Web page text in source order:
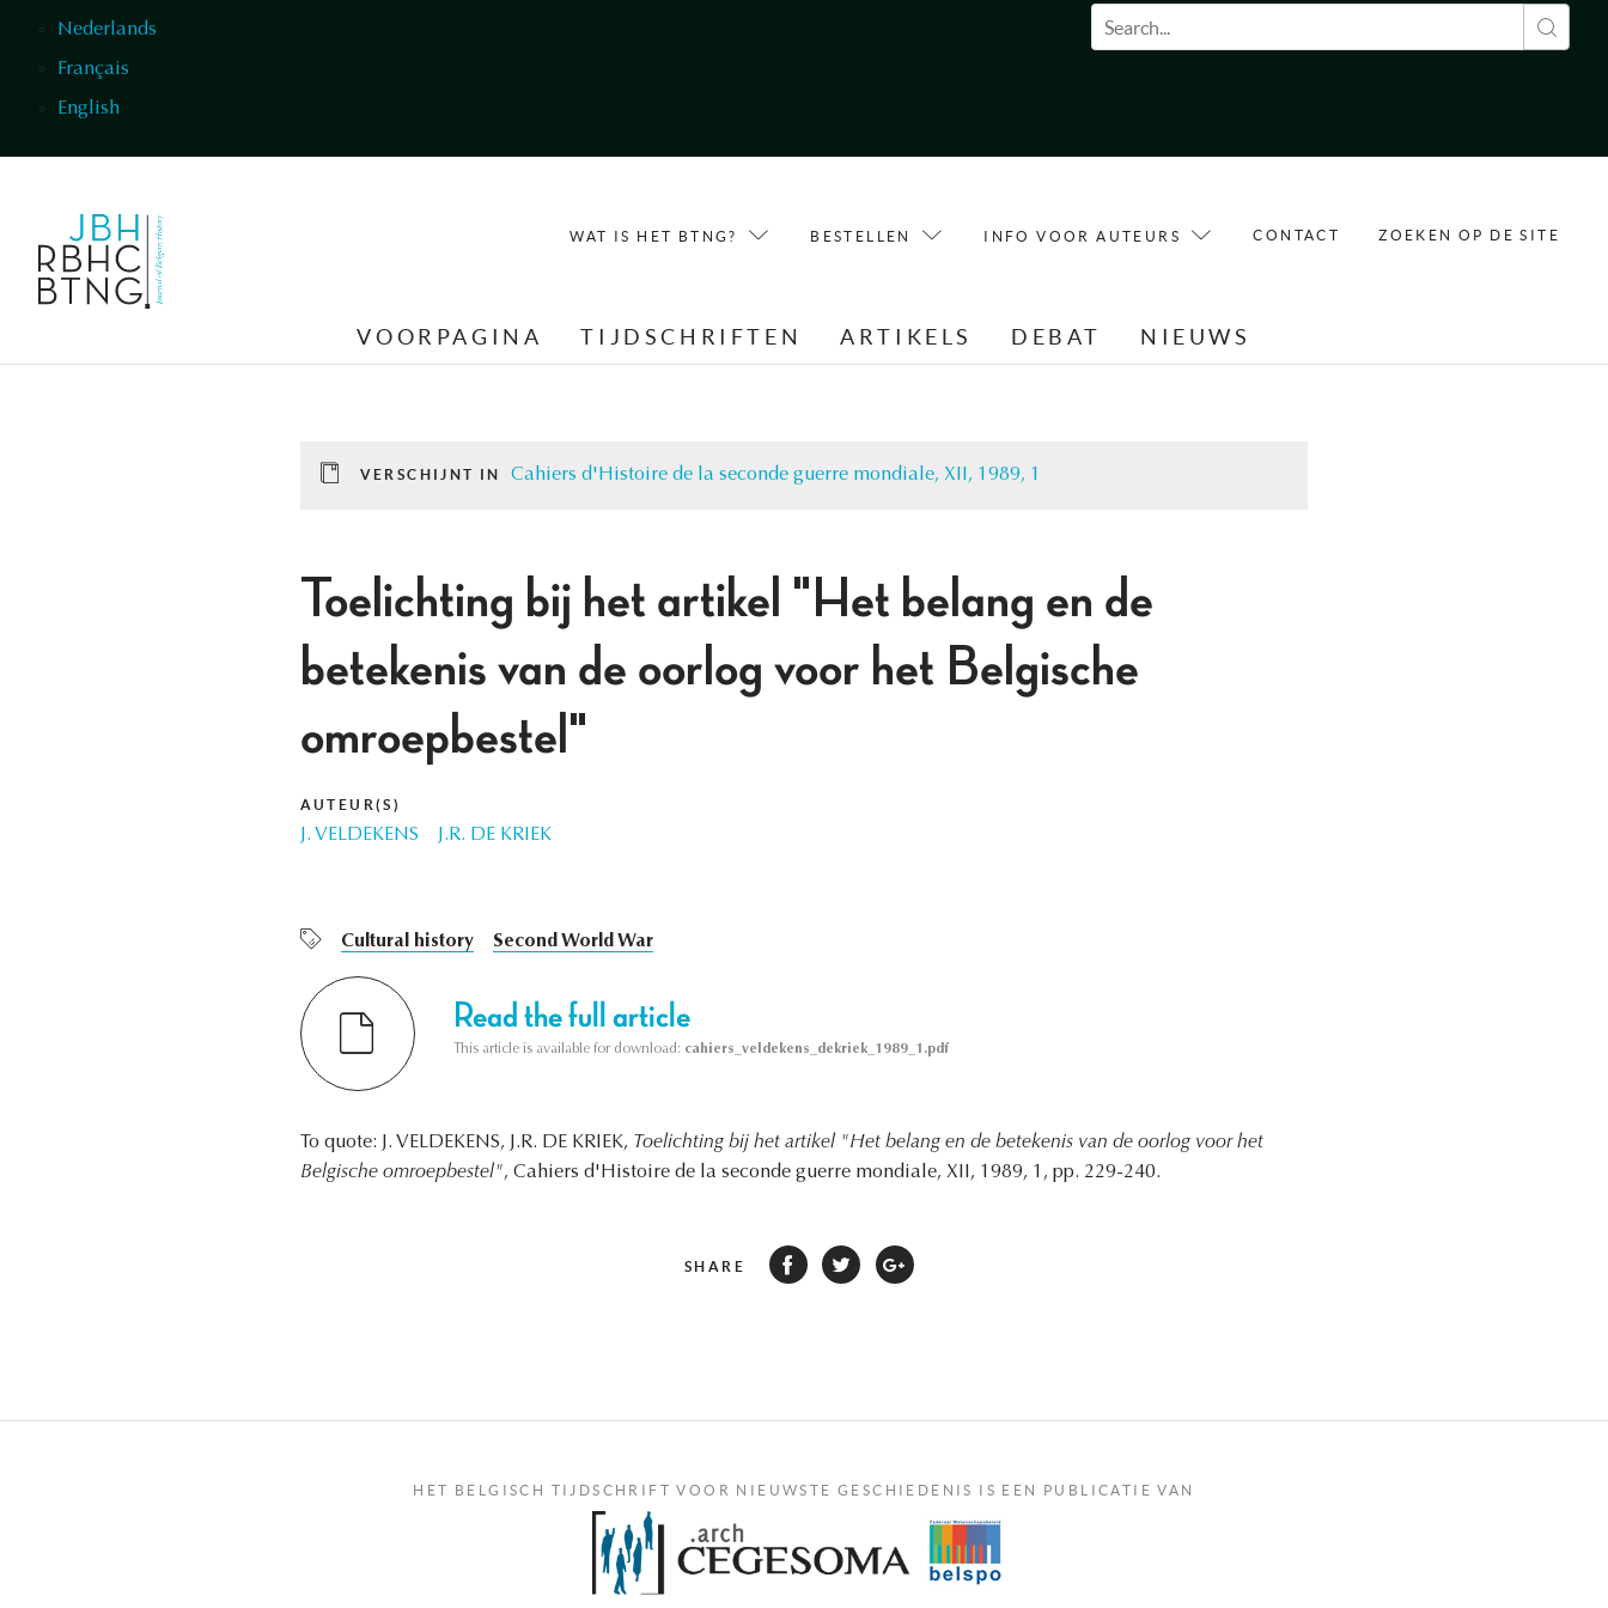
Nederlands
Français
English
Zoekveld
WAT IS HET BTNG? BESTELLEN INFO VOOR AUTEURS CONTACT ZOEKEN OP DE SITE
VOORPAGINA TIJDSCHRIFTEN ARTIKELS DEBAT NIEUWS
VERSCHIJNT IN Cahiers d'Histoire de la seconde guerre mondiale, XII, 1989, 1
Toelichting bij het artikel "Het belang en de
betekenis van de oorlog voor het Belgische
omroepbestel"
AUTEUR(S)
J. VELDEKENS J.R. DE KRIEK
Cultural history Second World War
Read the full article
This article is available for download: cahiers_veldekens_dekriek_1989_1.pdf
To quote: J. VELDEKENS, J.R. DE KRIEK, Toelichting bij het artikel "Het belang en de betekenis van de oorlog voor het
Belgische omroepbestel", Cahiers d'Histoire de la seconde guerre mondiale, XII, 1989, 1, pp. 229-240.
SHARE
HET BELGISCH TIJDSCHRIFT VOOR NIEUWSTE GESCHIEDENIS IS EEN PUBLICATIE VAN